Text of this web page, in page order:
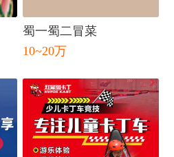
闭
蜀一蜀二冒菜
10~20万